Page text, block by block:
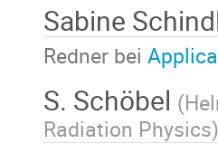
Sabine
Redner bei
S. Schöbel (
Radiation Physics)